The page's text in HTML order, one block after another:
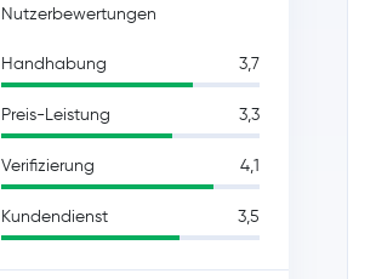
Nutzerbewertungen
Handhabung 3,7
Preis-Leistung 3,3
Verifizierung 4,1
Kundendienst 3,5